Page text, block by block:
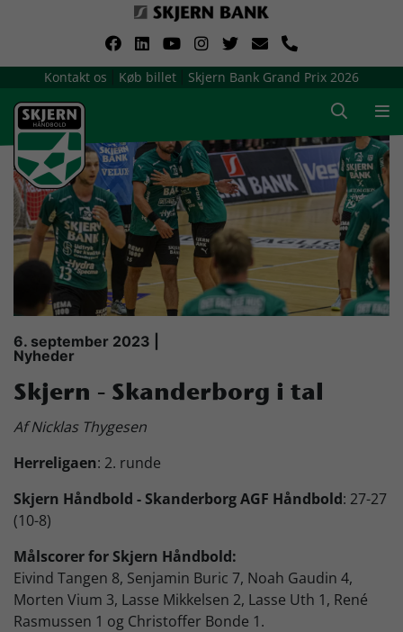
Kontakt os Køb billet Skjern Bank Grand Prix 2026
Om Skjern Håndbold
Ligatruppen
Sponsorer
Billetsalg / sæsonkort
Presse
Samarbejdsklubber
Skjern Bank Grand Prix
Nyhedsbrev
Køb Billet
6. september 2023 |
Nyheder
Skjern - Skanderborg i tal
Af Nicklas Thygesen
Herreligaen: 2. runde
Skjern Håndbold - Skanderborg AGF Håndbold: 27-27
(10-8)
Målscorer for Skjern Håndbold:
Eivind Tangen 8, Senjamin Buric 7, Noah Gaudin 4,
Morten Vium 3, Lasse Mikkelsen 2, Lasse Uth 1, René
Rasmussen 1 og Christoffer Bonde 1.